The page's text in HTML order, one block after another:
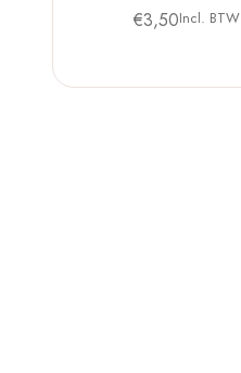
€3,50Incl. BTW